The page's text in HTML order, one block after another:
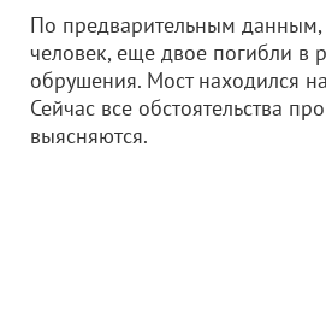
По предварительным данным,
человек, еще двое погибли в
обрушения. Мост находился
Сейчас все обстоятельства
выясняются.